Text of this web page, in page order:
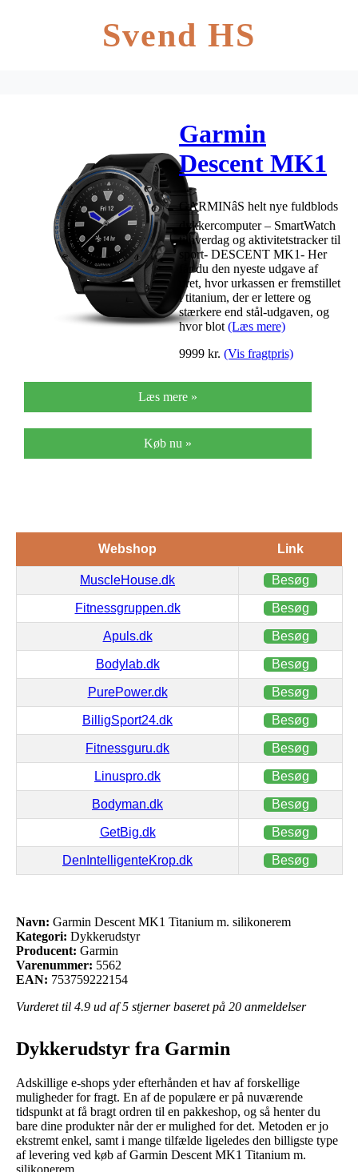
Svend HS
Garmin
Descent MK1
Titanium m.
silikonerem
GARMINâS helt nye fuldblods
dykkercomputer – SmartWatch
tilhverdag og aktivitetstracker til
sport- DESCENT MK1- Her
får du den nyeste udgave af
uret, hvor urkassen er fremstillet
i titanium, der er lettere og
stærkere end stål-udgaven, og
hvor blot (Læs mere)
9999 kr. (Vis fragtpris)
Læs mere »
Køb nu »
Webshop Link
MuscleHouse.dk Besøg
Fitnessgruppen.dk Besøg
Apuls.dk Besøg
Bodylab.dk Besøg
PurePower.dk Besøg
BilligSport24.dk Besøg
Fitnessguru.dk Besøg
Linuspro.dk Besøg
Bodyman.dk Besøg
GetBig.dk Besøg
DenIntelligenteKrop.dk Besøg
Navn: Garmin Descent MK1 Titanium m. silikonerem
Kategori: Dykkerudstyr
Producent: Garmin
Varenummer: 5562
EAN: 753759222154
Vurderet til 4.9 ud af 5 stjerner baseret på 20 anmeldelser
Dykkerudstyr fra Garmin
Adskillige e-shops yder efterhånden et hav af forskellige
muligheder for fragt. En af de populære er på nuværende
tidspunkt at få bragt ordren til en pakkeshop, og så henter du
bare dine produkter når der er mulighed for det. Metoden er jo
ekstremt enkel, samt i mange tilfælde ligeledes den billigste type
af levering ved køb af Garmin Descent MK1 Titanium m.
silikonerem.